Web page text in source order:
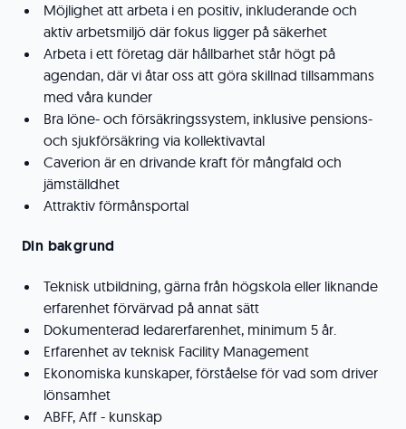
Möjlighet att arbeta i en positiv, inkluderande och
aktiv arbetsmiljö där fokus ligger på säkerhet
Arbeta i ett företag där hållbarhet står högt på
agendan, där vi åtar oss att göra skillnad tillsammans
med våra kunder
Bra löne- och försäkringssystem, inklusive pensions-
och sjukförsäkring via kollektivavtal
Caverion är en drivande kraft för mångfald och
jämställdhet
Attraktiv förmånsportal
Din bakgrund
Teknisk utbildning, gärna från högskola eller liknande
erfarenhet förvärvad på annat sätt
Dokumenterad ledarerfarenhet, minimum 5 år.
Erfarenhet av teknisk Facility Management
Ekonomiska kunskaper, förståelse för vad som driver
lönsamhet
ABFF, Aff - kunskap